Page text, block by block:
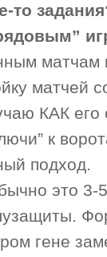
то
матчам
матчей
КАК
к
подход.
это
гене